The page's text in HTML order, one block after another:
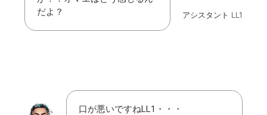
だよ？
アシスタント LL1
口が悪いですねLL1・・・